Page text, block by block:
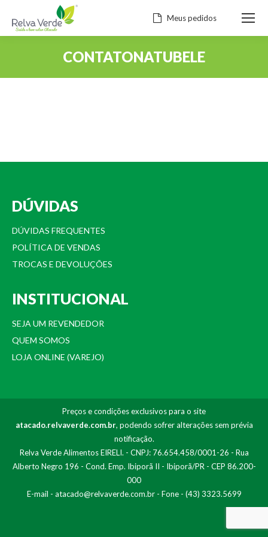
Meus pedidos
CONTATONATUBELE
DÚVIDAS
DÚVIDAS FREQUENTES
POLÍTICA DE VENDAS
TROCAS E DEVOLUÇÕES
INSTITUCIONAL
SEJA UM REVENDEDOR
QUEM SOMOS
LOJA ONLINE (VAREJO)
Preços e condições exclusivos para o site
atacado.relvaverde.com.br, podendo sofrer alterações sem prévia
notificação.
Relva Verde Alimentos EIRELI. - CNPJ: 76.654.458/0001-26 - Rua
Alberto Negro 196 - Cond. Emp. Ibiporã II - Ibiporã/PR - CEP 86.200-
000
E-mail - atacado@relvaverde.com.br- Fone - (43) 3323.5699